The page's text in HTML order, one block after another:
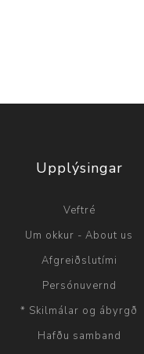
Upplýsingar
Veftré
Um okkur - About us
Afgreiðslutími
Persónuvernd
* Skilmálar og ábyrgð
Hafðu samband